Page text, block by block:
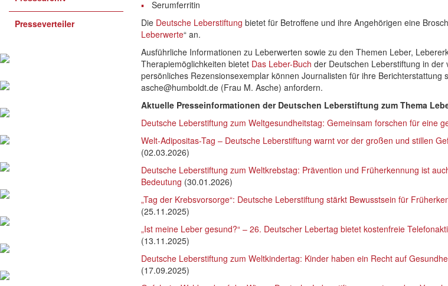
Presseverteiler
Serumferritin
Die Deutsche Leberstiftung bietet für Betroffene und ihre Angehörigen eine
Leberwerte“ an.
Ausführliche Informationen zu Leberwerten sowie zu den Themen Leber,
Therapiemöglichkeiten bietet Das Leber-Buch der Deutschen Leberstiftung in
persönliches Rezensionsexemplar können Journalisten für ihre Berichterstattung
asche@humboldt.de (Frau M. Asche) anfordern.
Aktuelle Presseinformationen der Deutschen Leberstiftung zum Thema
Deutsche Leberstiftung zum Weltgesundheitstag: Gemeinsam forschen für eine
Welt-Adipositas-Tag – Deutsche Leberstiftung warnt vor der großen und stillen
(02.03.2026)
Deutsche Leberstiftung zum Weltkrebstag: Prävention und Früherkennung ist
Bedeutung (30.01.2026)
„Tag der Krebsvorsorge“: Deutsche Leberstiftung stärkt Bewusstsein für
(25.11.2025)
„Ist meine Leber gesund?“ – 26. Deutscher Lebertag bietet kostenfreie
(13.11.2025)
Deutsche Leberstiftung zum Weltkindertag: Kinder haben ein Recht auf
(17.09.2025)